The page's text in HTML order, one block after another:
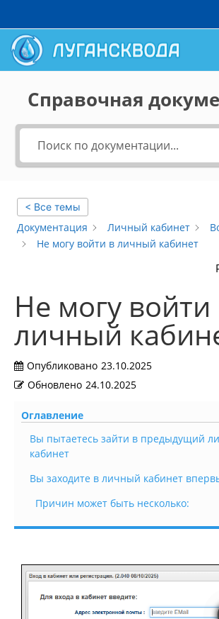
Справочная
< Все темы
Документация Личный кабинет
Не могу войти в личный кабинет
Не могу войти
личный
Опубликовано 23.10.2025
Обновлено 24.10.2025
Оглавление
Вы пытаетесь зайти в предыдущий
кабинет
Вы заходите в личный кабинет
Причин может быть несколько: